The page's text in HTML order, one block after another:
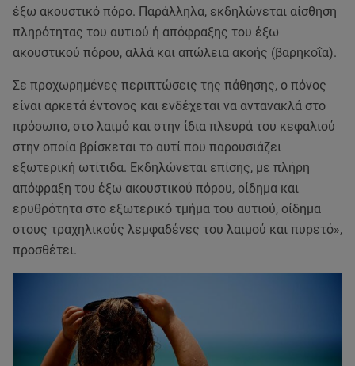
έξω ακουστικό πόρο. Παράλληλα, εκδηλώνεται αίσθηση
πληρότητας του αυτιού ή απόφραξης του έξω
ακουστικού πόρου, αλλά και απώλεια ακοής (βαρηκοΐα).
Σε προχωρημένες περιπτώσεις της πάθησης, ο πόνος
είναι αρκετά έντονος και ενδέχεται να αντανακλά στο
πρόσωπο, στο λαιμό και στην ίδια πλευρά του κεφαλιού
στην οποία βρίσκεται το αυτί που παρουσιάζει
εξωτερική ωτίτιδα. Εκδηλώνεται επίσης, με πλήρη
απόφραξη του έξω ακουστικού πόρου, οίδημα και
ερυθρότητα στο εξωτερικό τμήμα του αυτιού, οίδημα
στους τραχηλικούς λεμφαδένες του λαιμού και πυρετό»,
προσθέτει.